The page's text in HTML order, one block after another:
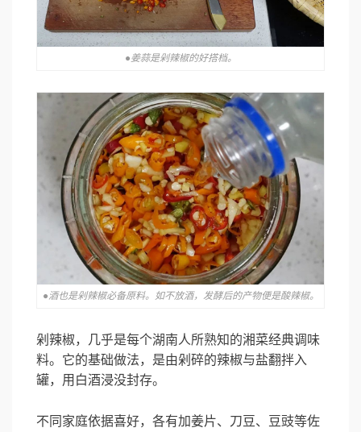
●姜蒜是剁辣椒的好搭档。
●酒也是剁辣椒必备原料。如不放酒，发酵后的产物便是酸辣椒。
剁辣椒，几乎是每个湖南人所熟知的湘菜经典调味
料。它的基础做法，是由剁碎的辣椒与盐翻拌入
罐，用白酒浸没封存。
不同家庭依据喜好，各有加姜片、刀豆、豆豉等佐